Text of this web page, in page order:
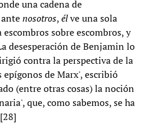
una cadena de
nosotros,élve una sola
sobre escombros, y
desesperación de Benjamin lo
contra la perspectiva de la
de Marx', escribió
(entre otras cosas) la noción
que, como sabemos, se ha